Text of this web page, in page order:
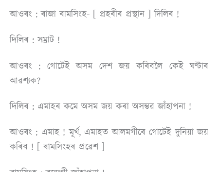
আওৰং : ৰাজা ৰামসিংহ- [ প্ৰহৰীৰ প্ৰস্থান ] দিলিৰ !
দিলিৰ : সম্রাট !
আওৰং : গােটেই অসম দেশ জয় কৰিবলৈ কেই ঘণ্টাৰ
আৱশ্যক?
দিলিৰ : এমাহৰ কমে অসম জয় কৰা অসম্ভৱ জাঁহাপনা !
আওৰং : এমাহ ! মূৰ্খ, এমাহত আলমগীৰে গােটেই দুনিয়া জয়
কৰিব ! [ ৰামসিংহৰ প্ৰৱেশ ]